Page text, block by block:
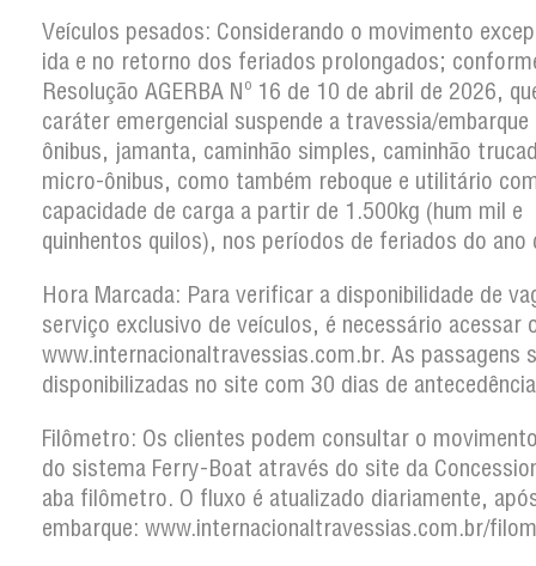
Veículos pesados: Considerando o movimento
ida e no retorno dos feriados prolongados;
Resolução AGERBA Nº 16 de 10 de abril de 2026,
caráter emergencial suspende a travessia/embarque
ônibus, jamanta, caminhão simples, caminhão
micro-ônibus, como também reboque e utilitário
capacidade de carga a partir de 1.500kg (hum mil e
quinhentos quilos), nos períodos de feriados do ano
Hora Marcada: Para verificar a disponibilidade de
serviço exclusivo de veículos, é necessário acessar
www.internacionaltravessias.com.br. As passagens
disponibilizadas no site com 30 dias de
Filômetro: Os clientes podem consultar o
do sistema Ferry-Boat através do site da
aba filômetro. O fluxo é atualizado diariamente,
embarque: www.internacionaltravessias.com.br/